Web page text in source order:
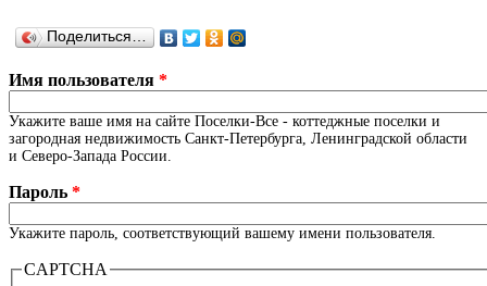
Поделиться…
Имя пользователя *
Укажите ваше имя на сайте Поселки-Все - коттеджные поселки и
загородная недвижимость Санкт-Петербурга, Ленинградской области
и Северо-Запада России.
Пароль *
Укажите пароль, соответствующий вашему имени пользователя.
CAPTCHA